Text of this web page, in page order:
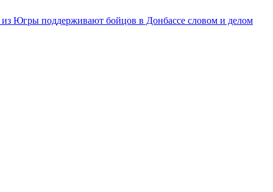
Югры поддерживают бойцов в Донбассе словом и делом